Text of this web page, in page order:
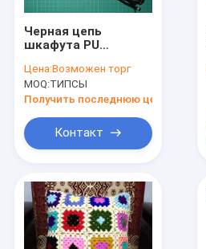
Черная цепь
шкафута PU
ткани 1.5cm для
женщин металла и
PU
Цена:Возможен торг
MOQ:ТИПСЫ
Получить последнюю цену
Контакт